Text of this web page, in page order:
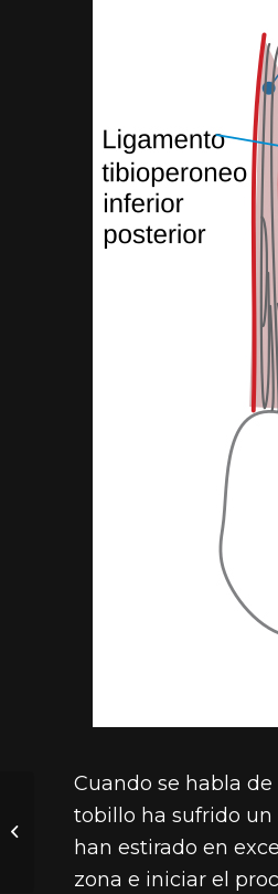
Cuando se habla de
tobillo ha sufrido un
han estirado en
zona e iniciar el
¿Qué es y dónde
ganso?